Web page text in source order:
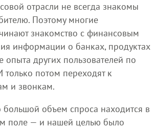
отрасли не всегда знакомы
Поэтому многие
знакомство с финансовым
информации о банках, продуктах
опыта других пользователей по
только потом переходят к
и звонкам.
большой объем спроса находится в
поле — и нашей целью было